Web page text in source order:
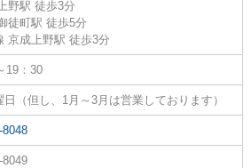
野駅 徒歩3分
徒町駅 徒歩5分
京成上野駅 徒歩3分
19：30
日（但し、1月～3月は営業しております）
8048
8049